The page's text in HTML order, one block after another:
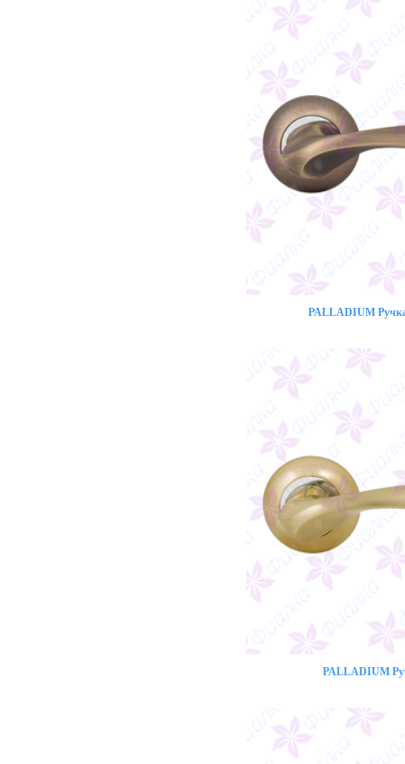
PALLADIUM
PALLADIUM